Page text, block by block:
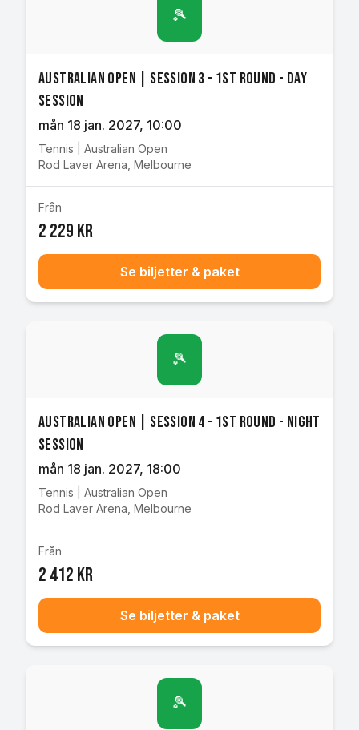
🎾
Australian Open | Session 3 - 1st Round - Day
Session
mån 18 jan. 2027, 10:00
Tennis
Australian Open
Rod Laver Arena Melbourne
Från
2 229 kr
Se biljetter & paket
🎾
Australian Open | Session 4 - 1st Round - Night
Session
mån 18 jan. 2027, 18:00
Tennis
Australian Open
Rod Laver Arena Melbourne
Från
2 412 kr
Se biljetter & paket
🎾